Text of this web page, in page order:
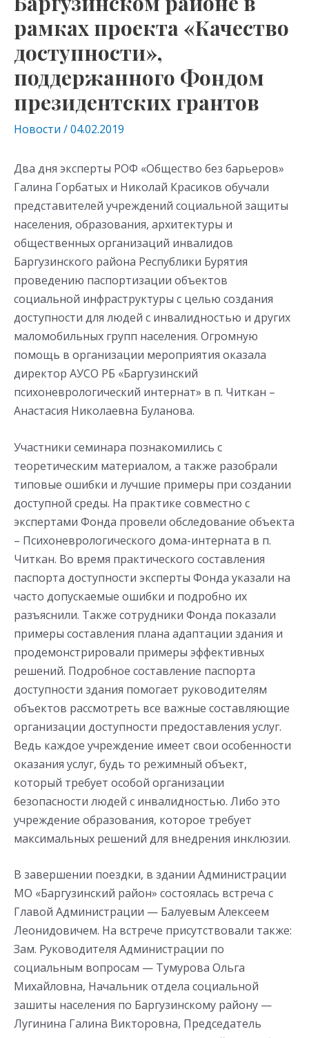
рамках проекта «Качество
доступности»,
поддержанного Фондом
президентских грантов
Новости /04.02.2019
Два дня эксперты РОФ «Общество без барьеров»
Галина Горбатых и Николай Красиков обучали
представителей учреждений социальной защиты
населения, образования, архитектуры и
общественных организаций инвалидов
Баргузинского района Республики Бурятия
проведению паспортизации объектов
социальной инфраструктуры с целью создания
доступности для людей с инвалидностью и других
маломобильных групп населения. Огромную
помощь в организации мероприятия оказала
директор АУСО РБ «Баргузинский
психоневрологический интернат» в п. Читкан –
Анастасия Николаевна Буланова.
Участники семинара познакомились с
теоретическим материалом, а также разобрали
типовые ошибки и лучшие примеры при создании
доступной среды. На практике совместно с
экспертами Фонда провели обследование объекта
– Психоневрологического дома-интерната в п.
Читкан. Во время практического составления
паспорта доступности эксперты Фонда указали на
часто допускаемые ошибки и подробно их
разъяснили. Также сотрудники Фонда показали
примеры составления плана адаптации здания и
продемонстрировали примеры эффективных
решений. Подробное составление паспорта
доступности здания помогает руководителям
объектов рассмотреть все важные составляющие
организации доступности предоставления услуг.
Ведь каждое учреждение имеет свои особенности
оказания услуг, будь то режимный объект,
который требует особой организации
безопасности людей с инвалидностью. Либо это
учреждение образования, которое требует
максимальных решений для внедрения инклюзии.
В завершении поездки, в здании Администрации
МО «Баргузинский район» состоялась встреча с
Главой Администрации — Балуевым Алексеем
Леонидовичем. На встрече присутствовали также:
Зам. Руководителя Администрации по
социальным вопросам — Тумурова Ольга
Михайловна, Начальник отдела социальной
зашиты населения по Баргузинскому району —
Лугинина Галина Викторовна, Председатель